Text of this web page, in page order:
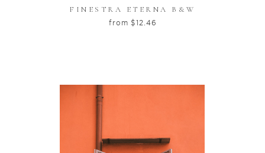
FINESTRA ETERNA B&W
from $12.46